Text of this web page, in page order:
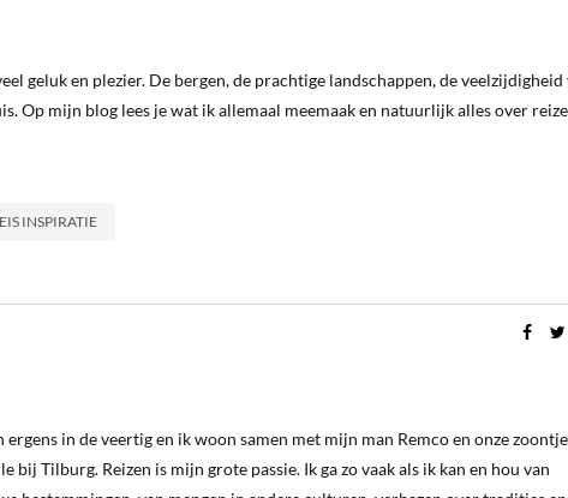
geluk en plezier. De bergen, de prachtige landschappen, de veelzijdigheid
Op mijn blog lees je wat ik allemaal meemaak en natuurlijk alles over
INSPIRATIE
ergens in de veertig en ik woon samen met mijn man Remco en onze
bij Tilburg. Reizen is mijn grote passie. Ik ga zo vaak als ik kan en hou van